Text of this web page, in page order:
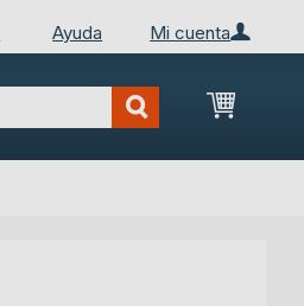
Mi cuenta
Ayuda
Mi